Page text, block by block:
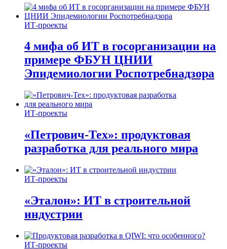
ИТ-проекты
4 мифа об ИТ в госорганизации на
примере ФБУН ЦНИИ
Эпидемиологии Роспотребнадзора
ИТ-проекты
«Петрович-Тех»: продуктовая
разработка для реального мира
ИТ-проекты
«Эталон»: ИТ в строительной
индустрии
ИТ-проекты